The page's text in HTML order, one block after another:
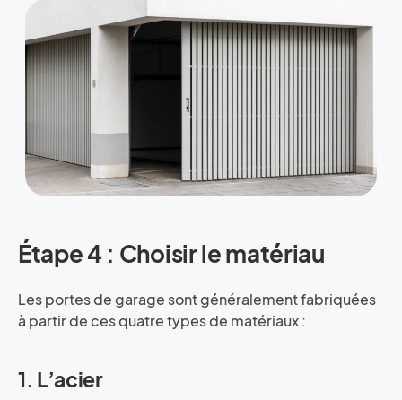
Étape 4 : Choisir le matériau
Les portes de garage sont généralement fabriquées
à partir de ces quatre types de matériaux :
1. L’acier